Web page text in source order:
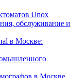
Unox
обслуживание и
в Москве: